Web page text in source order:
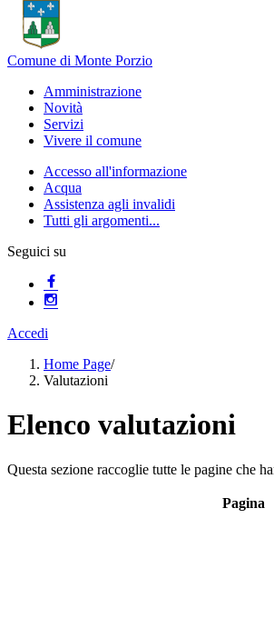
Comune di Monte Porzio
Amministrazione
Novità
Servizi
Vivere il comune
Accesso all'informazione
Acqua
Assistenza agli invalidi
Tutti gli argomenti...
Seguici su
Accedi
Home Page/
Valutazioni
Elenco valutazioni
Questa sezione raccoglie tutte le pagine che
Pagina